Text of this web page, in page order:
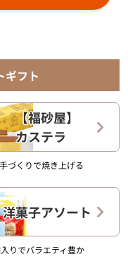
ギフト
【福砂屋】
カステラ
づくりで焼き上げる
洋菓子アソート
りでバラエティ豊か